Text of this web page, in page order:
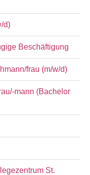
d)
Beschäftigung
frau (m/w/d)
mann (Bachelor
St.